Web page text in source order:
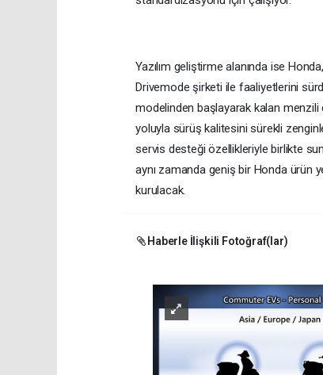
Yazılım geliştirme alanında ise
Drivemode şirketi ile faaliyetlerini
modelinden başlayarak kalan
yoluyla sürüş kalitesini sürekli
servis desteği özellikleriyle birlikte
aynı zamanda geniş bir Honda ürün
kurulacak.
Haberle İlişkili Fotoğraf(lar)